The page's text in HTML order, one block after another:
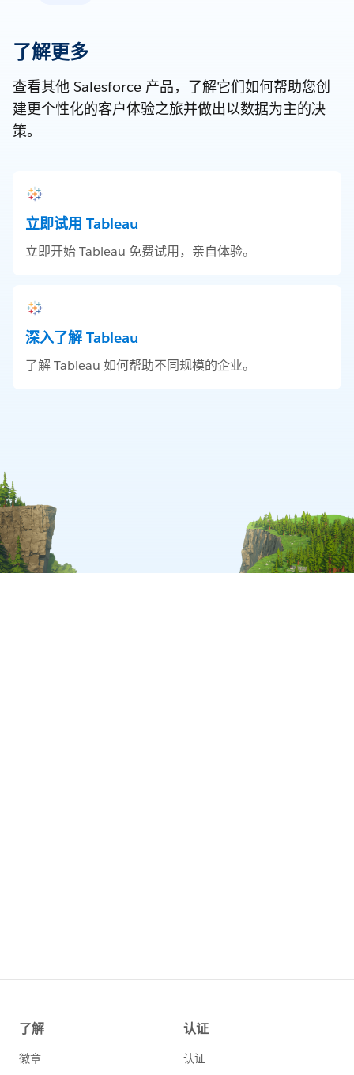
了解更多
查看其他 Salesforce 产品，了解它们如何帮助您创
建更个性化的客户体验之旅并做出以数据为主的决
策。
立即试用 Tableau
立即开始 Tableau 免费试用，亲自体验。
深入了解 Tableau
了解 Tableau 如何帮助不同规模的企业。